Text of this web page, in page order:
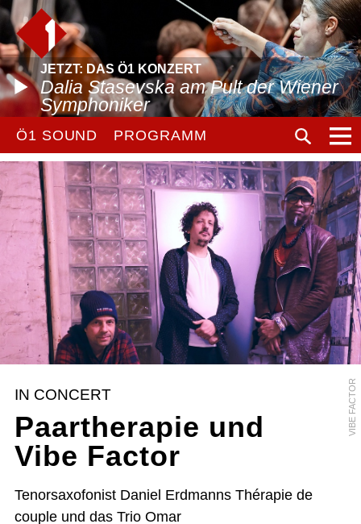
JETZT: DAS Ö1 KONZERT
Dalia Stasevska am Pult der Wiener
Symphoniker
Ö1 SOUND PROGRAMM
VIBE FACTOR
IN CONCERT
Paartherapie und
Vibe Factor
Tenorsaxofonist Daniel Erdmanns Thérapie de
couple und das Trio Omar